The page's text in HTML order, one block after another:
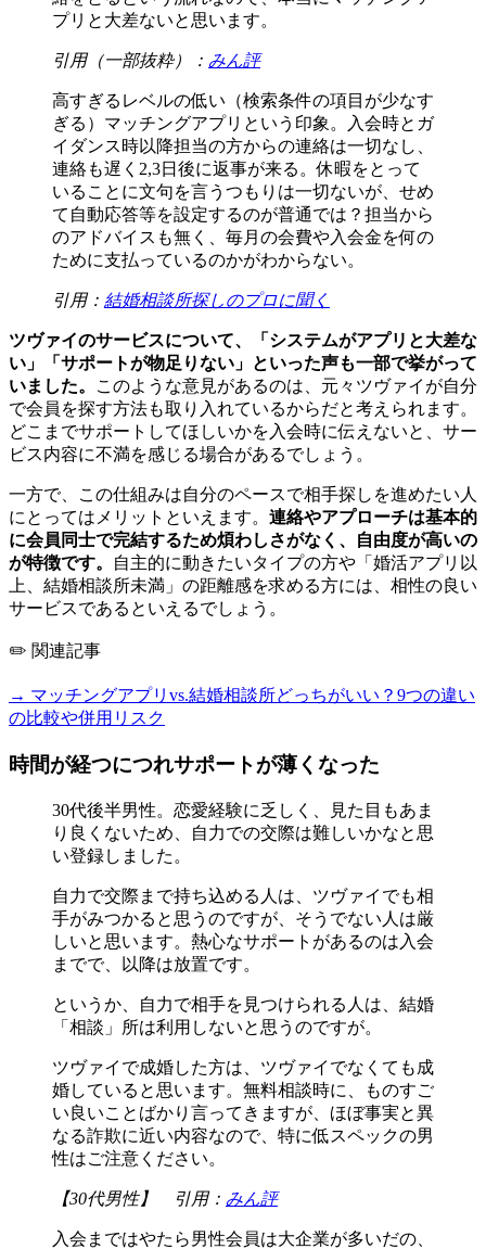
プリと大差ないと思います。
引用（一部抜粋）： みん評
高すぎるレベルの低い（検索条件の項目が少なす
ぎる）マッチングアプリという印象。入会時とガ
イダンス時以降担当の方からの連絡は一切なし、
連絡も遅く2,3日後に返事が来る。休暇をとって
いることに文句を言うつもりは一切ないが、せめ
て自動応答等を設定するのが普通では？担当から
のアドバイスも無く、毎月の会費や入会金を何の
ために支払っているのかがわからない。
引用： 結婚相談所探しのプロに聞く
ツヴァイのサービスについて、「システムがアプリと大差な
い」「サポートが物足りない」といった声も一部で挙がって
いました。
このような意見があるのは、元々ツヴァイが自分
で会員を探す方法も取り入れているからだと考えられます。
どこまでサポートしてほしいかを入会時に伝えないと、サー
ビス内容に不満を感じる場合があるでしょう。
一方で、この仕組みは自分のペースで相手探しを進めたい人
にとってはメリットといえます。 連絡やアプローチは基本的
に会員同士で完結するため煩わしさがなく、自由度が高いの
が特徴です。
自主的に動きたいタイプの方や「婚活アプリ以
上、結婚相談所未満」の距離感を求める方には、相性の良い
サービスであるといえるでしょう。
✏️ 関連記事
→ マッチングアプリvs.結婚相談所どっちがいい？9つの違い
の比較や併用リスク
時間が経つにつれサポートが薄くなった
30代後半男性。恋愛経験に乏しく、見た目もあま
り良くないため、自力での交際は難しいかなと思
い登録しました。
自力で交際まで持ち込める人は、ツヴァイでも相
手がみつかると思うのですが、そうでない人は厳
しいと思います。熱心なサポートがあるのは入会
までで、以降は放置です。
というか、自力で相手を見つけられる人は、結婚
「相談」所は利用しないと思うのですが。
ツヴァイで成婚した方は、ツヴァイでなくても成
婚していると思います。無料相談時に、ものすご
い良いことばかり言ってきますが、ほぼ事実と異
なる詐欺に近い内容なので、特に低スペックの男
性はご注意ください。
【30代男性】 引用： みん評
入会まではやたら男性会員は大企業が多いだの、